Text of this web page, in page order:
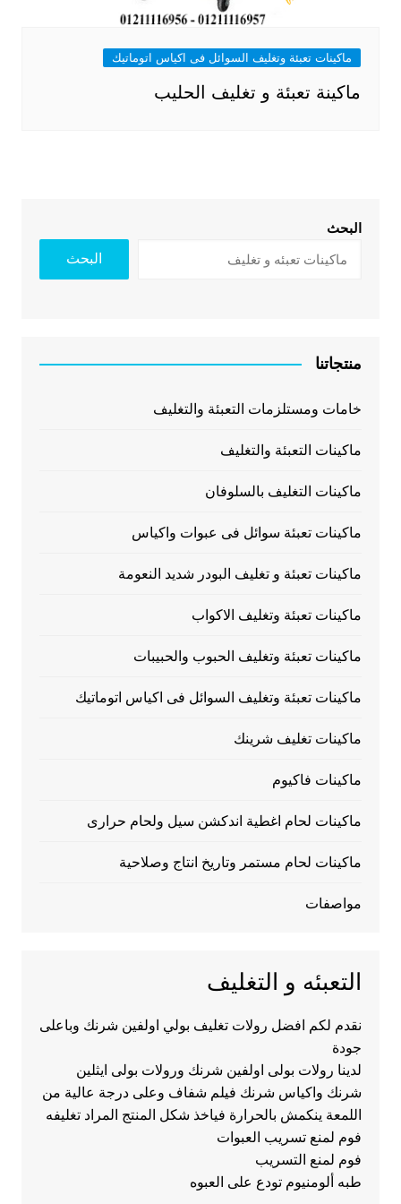
ماكينات تعبئة وتغليف السوائل فى اكياس اتوماتيك
ماكينة تعبئة و تغليف الحليب
البحث
البحث
منتجاتنا
خامات ومستلزمات التعبئة والتغليف
ماكينات التعبئة والتغليف
ماكينات التغليف بالسلوفان
ماكينات تعبئة سوائل فى عبوات واكياس
ماكينات تعبئة و تغليف البودر شديد النعومة
ماكينات تعبئة وتغليف الاكواب
ماكينات تعبئة وتغليف الحبوب والحبيبات
ماكينات تعبئة وتغليف السوائل فى اكياس اتوماتيك
ماكينات تغليف شرينك
ماكينات فاكيوم
ماكينات لحام اغطية اندكشن سيل ولحام حرارى
ماكينات لحام مستمر وتاريخ انتاج وصلاحية
مواصفات
التعبئه و التغليف
نقدم لكم افضل رولات تغليف بولي اولفين شرنك وباعلى
جودة
لدينا رولات بولى اولفين شرنك ورولات بولى ايثلين
شرنك واكياس شرنك فيلم شفاف وعلى درجة عالية من
اللمعة ينكمش بالحرارة فياخذ شكل المنتج المراد تغليفه
فوم لمنع تسريب العبوات
فوم لمنع التسريب
طبه ألومنيوم تودع على العبوه